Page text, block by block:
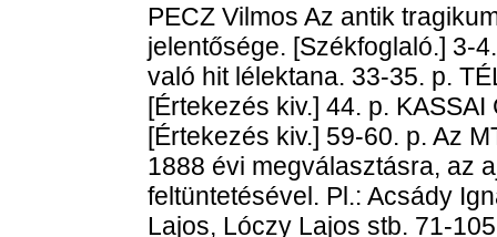
PECZ Vilmos Az antik
jelentősége. [Székfoglaló.] 3-
való hit lélektana. 33-35. p.
[Értekezés kiv.] 44. p.
[Értekezés kiv.] 59-60. p. Az
1888 évi megválasztásra, az
feltüntetésével. Pl.: Acsády
Lajos, Lóczy Lajos stb. 71-